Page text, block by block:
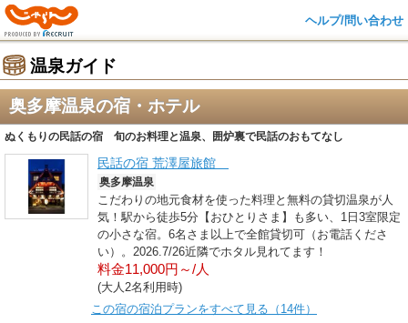
ヘルプ/問い合わせ
温泉ガイド
奥多摩温泉の宿・ホテル
ぬくもりの民話の宿 旬のお料理と温泉、囲炉裏で民話のおもてなし
民話の宿 荒澤屋旅館
奥多摩温泉
こだわりの地元食材を使った料理と無料の貸切温泉が人
気！駅から徒歩5分【おひとりさま】も多い、1日3室限定
の小さな宿。6名さま以上で全館貸切可（お電話くださ
い）。2026.7/26近隣でホタル見れてます！
料金11,000円～/人
(大人2名利用時)
この宿の宿泊プランをすべて見る（14件）